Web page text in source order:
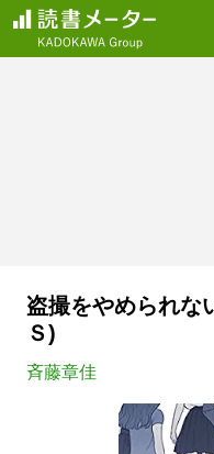
盗撮をやめられな
Ｓ)
斉藤章佳